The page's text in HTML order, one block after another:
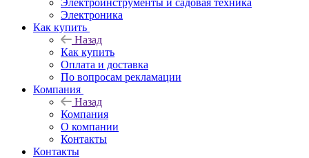
Электроинструменты и садовая техника
Электроника
Как купить
Назад
Как купить
Оплата и доставка
По вопросам рекламации
Компания
Назад
Компания
О компании
Контакты
Контакты